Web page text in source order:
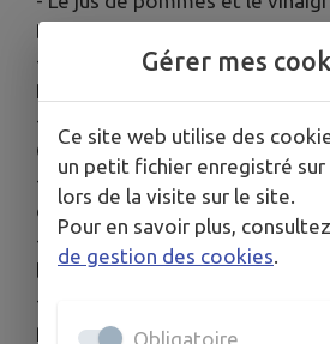
Bocage Nord Mans à Aigné.
- Les oeufs Label Rouge de la
Pruillé-le-chétif.
- La farine et le pain bio des
Conlie.
- Les produits laitiers bio de la
d’Ecommoy.
- Le jus de pomme/cassis et
bio de la Fontaine du Feu (une
- Le miel d’Arnaud Guéret de
par mois).
Gérer mes
Ce site web utilise des
un petit fichier enregistré
lors de la visite sur le site.
Pour en savoir plus,
de gestion des cookies.
Obligatoire